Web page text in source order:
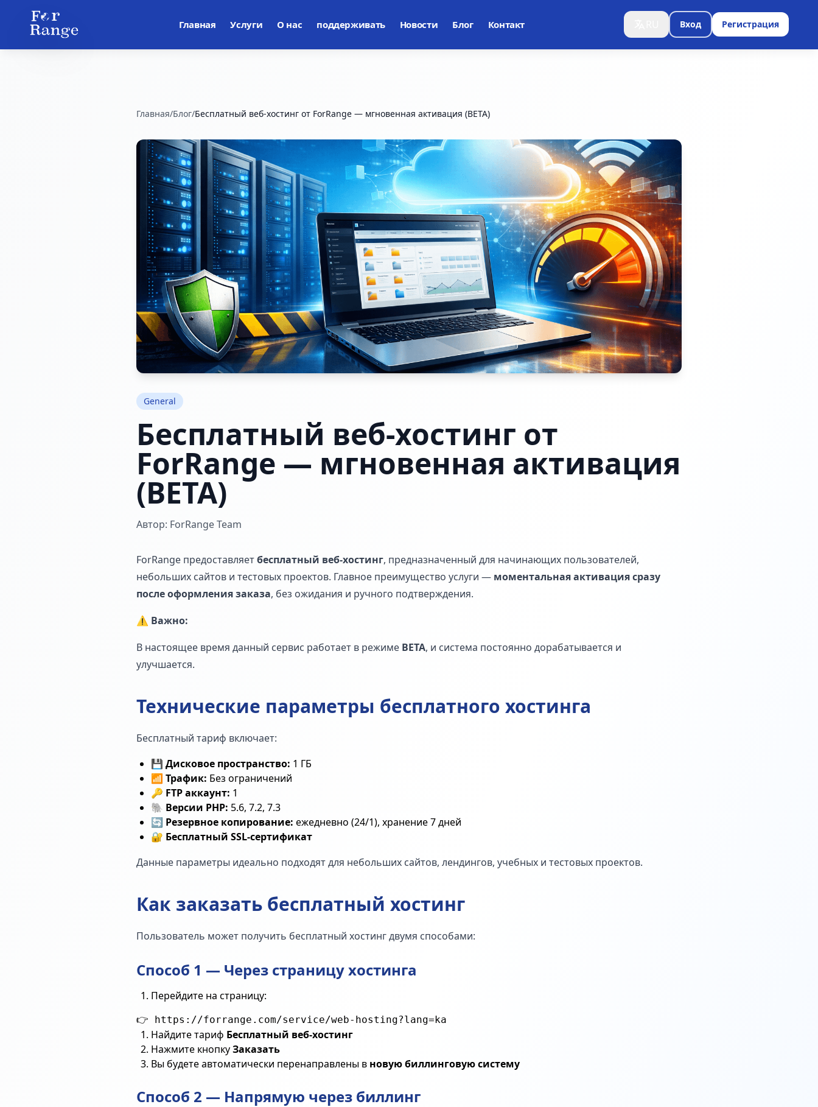
Главная Услуги О нас поддерживать Новости Блог Контакт Вход Регистрация
Главная/Блог/Бесплатный веб-хостинг от ForRange — мгновенная активация (BETA)
General
Бесплатный веб-хостинг от
ForRange — мгновенная активация
(BETA)
Автор: ForRange Team
ForRange предоставляетбесплатный веб-хостинг, предназначенный для начинающих пользователей,
небольших сайтов и тестовых проектов. Главное преимущество услуги — моментальная активация сразу
после оформления заказа, без ожидания и ручного подтверждения.
⚠️ Важно:
В настоящее время данный сервис работает в режиме BETA, и система постоянно дорабатывается и
улучшается.
Технические параметры бесплатного хостинга
Бесплатный тариф включает:
💾 Дисковое пространство: 1 ГБ
📶 Трафик: Без ограничений
🔑 FTP аккаунт: 1
🐘 Версии PHP: 5.6, 7.2, 7.3
🔄 Резервное копирование: ежедневно (24/1), хранение 7 дней
🔐 Бесплатный SSL-сертификат
Данные параметры идеально подходят для небольших сайтов, лендингов, учебных и тестовых проектов.
Как заказать бесплатный хостинг
Пользователь может получить бесплатный хостинг двумя способами:
Способ 1 — Через страницу хостинга
Перейдите на страницу:
Найдите тариф Бесплатный веб-хостинг
Нажмите кнопкуЗаказать
Вы будете автоматически перенаправлены в новую биллинговую систему
Способ 2 — Напрямую через биллинг